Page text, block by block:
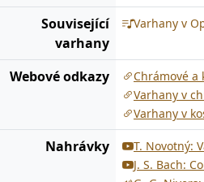
Související
varhany
Varhany v
Webové odkazy Chrámové
Varhany v
Varhany v
Nahrávky T. Novotný:
J. S. Bach: